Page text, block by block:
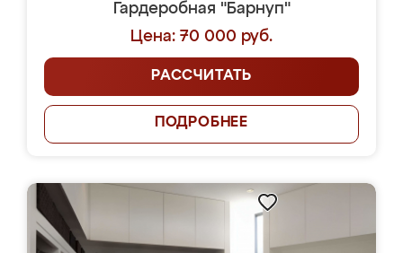
Гардеробная "Барнуп"
Цена: 70 000 руб.
РАССЧИТАТЬ
ПОДРОБНЕЕ